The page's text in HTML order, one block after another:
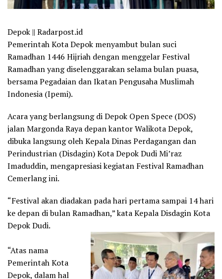
Depok || Radarpost.id
Pemerintah Kota Depok menyambut bulan suci
Ramadhan 1446 Hijriah dengan menggelar Festival
Ramadhan yang diselenggarakan selama bulan puasa,
bersama Pegadaian dan Ikatan Pengusaha Muslimah
Indonesia (Ipemi).
Acara yang berlangsung di Depok Open Spece (DOS)
jalan Margonda Raya depan kantor Walikota Depok,
dibuka langsung oleh Kepala Dinas Perdagangan dan
Perindustrian (Disdagin) Kota Depok Dudi Mi’raz
Imaduddin, mengapresiasi kegiatan Festival Ramadhan
Cemerlang ini.
“Festival akan diadakan pada hari pertama sampai 14 hari
ke depan di bulan Ramadhan,” kata Kepala Disdagin Kota
Depok Dudi.
“Atas nama
Pemerintah Kota
Depok, dalam hal